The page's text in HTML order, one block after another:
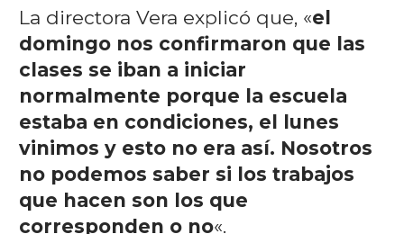
La directora Vera explicó que, «el
domingo nos confirmaron que las
clases se iban a iniciar
normalmente porque la escuela
estaba en condiciones, el lunes
vinimos y esto no era así. Nosotros
no podemos saber si los trabajos
que hacen son los que
corresponden o no«.